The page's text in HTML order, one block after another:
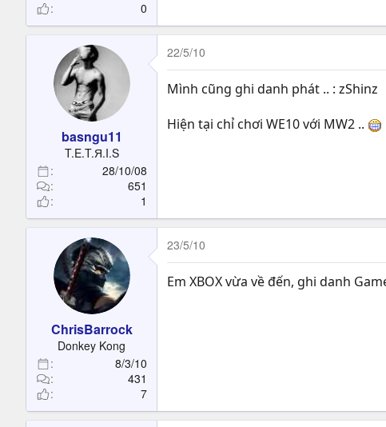
0
basngu11
T.E.T.Я.I.S
28/10/08
651
1
22/5/10
Mình cũng ghi danh phát .. : zShinz
Hiện tại chỉ chơi WE10 với MW2 ..
ChrisBarrock
Donkey Kong
8/3/10
431
7
23/5/10
Em XBOX vừa về đến, ghi danh